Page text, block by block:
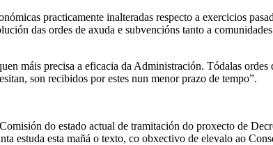
practicamente inalteradas respecto a exercicios
das ordes de axuda e subvencións tanto a
máis precisa a eficacia da Administración. Tódalas ordes
son recibidos por estes nun menor prazo de tempo”.
do estado actual de tramitación do proxecto de
estuda esta mañá o texto, co obxectivo de elevalo ao